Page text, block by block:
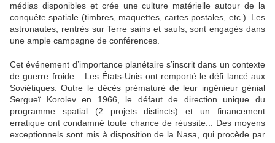
médias disponibles et crée une culture matérielle autour de la
conquête spatiale (timbres, maquettes, cartes postales, etc.). Les
astronautes, rentrés sur Terre sains et saufs, sont engagés dans
une ample campagne de conférences.
Cet événement d’importance planétaire s’inscrit dans un contexte
de guerre froide... Les États-Unis ont remporté le défi lancé aux
Soviétiques. Outre le décès prématuré de leur ingénieur génial
Sergueï Korolev en 1966, le défaut de direction unique du
programme spatial (2 projets distincts) et un financement
erratique ont condamné toute chance de réussite... Des moyens
exceptionnels sont mis à disposition de la Nasa, qui procède par